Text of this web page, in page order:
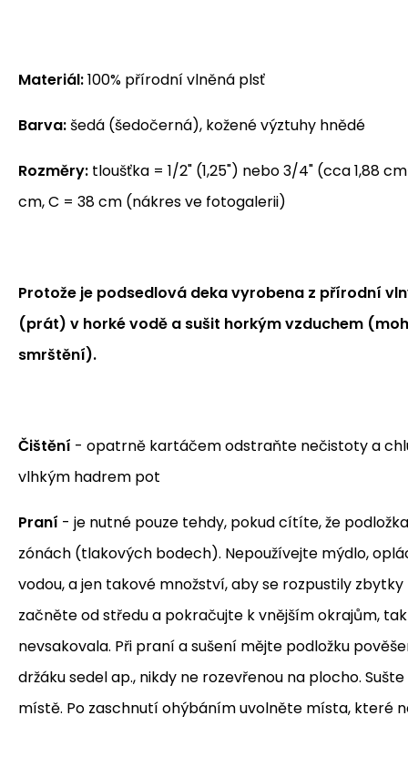
Materiál:100% přírodní vlněná plsť
Barva:šedá (šedočerná), kožené výztuhy hnědé
Rozměry: tloušťka = 1/2" (1,25") nebo 3/4" (cca 1,88
cm, C = 38 cm (nákres ve fotogalerii)
Protože je podsedlová deka vyrobena z přírodní
(prát) v horké vodě a sušit horkým vzduchem
smrštění).
Čištění - opatrně kartáčem odstraňte nečistoty a
vlhkým hadrem pot
Praní - je nutné pouze tehdy, pokud cítíte, že
zónách (tlakových bodech). Nepoužívejte mýdlo,
vodou, a jen takové množství, aby se rozpustily
začněte od středu a pokračujte k vnějším okrajům,
nevsakovala. Při praní a sušení mějte podložku
držáku sedel ap., nikdy ne rozevřenou na plocho.
místě. Po zaschnutí ohýbáním uvolněte místa, které